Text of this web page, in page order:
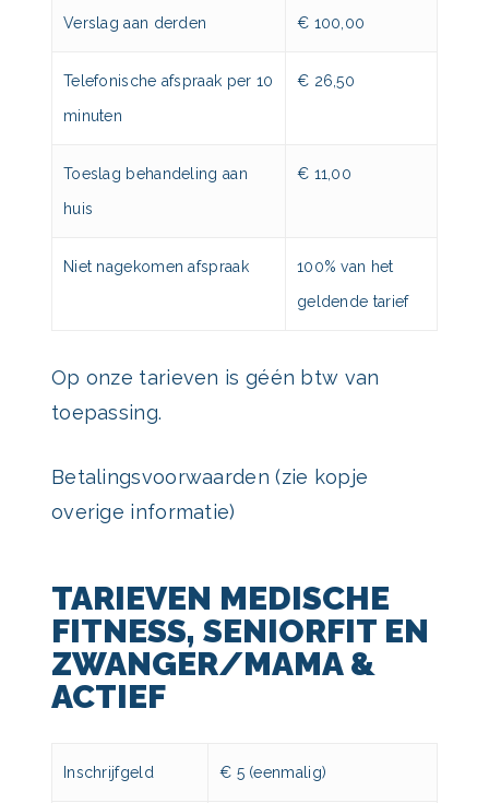
Verslag aan derden € 100,00
Telefonische afspraak per 10
minuten
€ 26,50
Toeslag behandeling aan
huis
€ 11,00
Niet nagekomen afspraak
100% van het
geldende tarief
Op onze tarieven is géén btw van
toepassing.
Betalingsvoorwaarden (zie kopje
overige informatie)
TARIEVEN MEDISCHE
FITNESS, SENIORFIT EN
ZWANGER/MAMA &
ACTIEF
Inschrijfgeld € 5 (eenmalig)